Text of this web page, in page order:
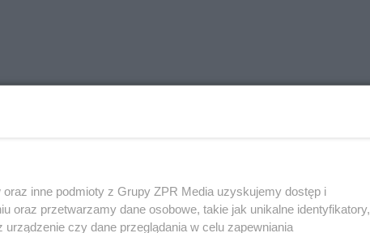
inne podmioty z Grupy ZPR Media uzyskujemy dostęp i
oraz przetwarzamy dane osobowe, takie jak unikalne identyfikatory,
urządzenie czy dane przeglądania w celu zapewniania